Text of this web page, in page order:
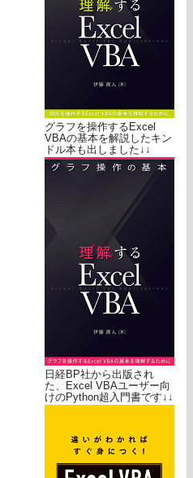
グラフを操作するExcel
VBAの基本を解説したキン
ドル本も出しました↓↓
日経BP社から出版され
た、Excel VBAユーザー向
けのPython超入門書です↓↓